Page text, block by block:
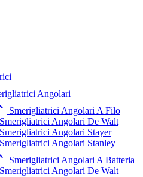
Angolari
Smerigliatrici Angolari A Filo
Smerigliatrici Angolari De Walt
Smerigliatrici Angolari Stayer
Smerigliatrici Angolari Stanley
Smerigliatrici Angolari A Batteria
Smerigliatrici Angolari De Walt _